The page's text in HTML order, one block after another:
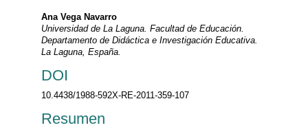
Ana Vega Navarro
Universidad de La Laguna. Facultad de Educación.
Departamento de Didáctica e Investigación Educativa.
La Laguna, España.
DOI
10.4438/1988-592X-RE-2011-359-107
Resumen